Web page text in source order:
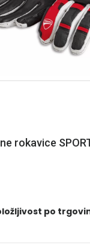
rokavice
po